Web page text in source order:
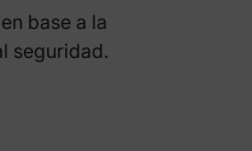
base a la
seguridad.